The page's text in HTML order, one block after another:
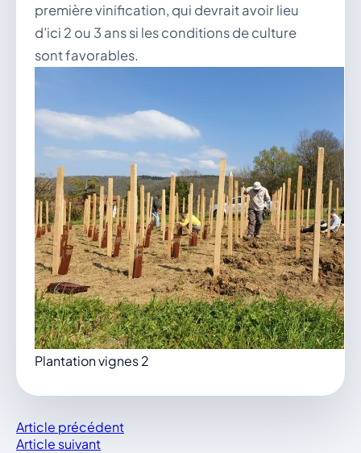
première vinification, qui devrait avoir lieu
d’ici 2 ou 3 ans si les conditions de culture
sont favorables.
Plantation vignes 2
Article précédent
Article suivant